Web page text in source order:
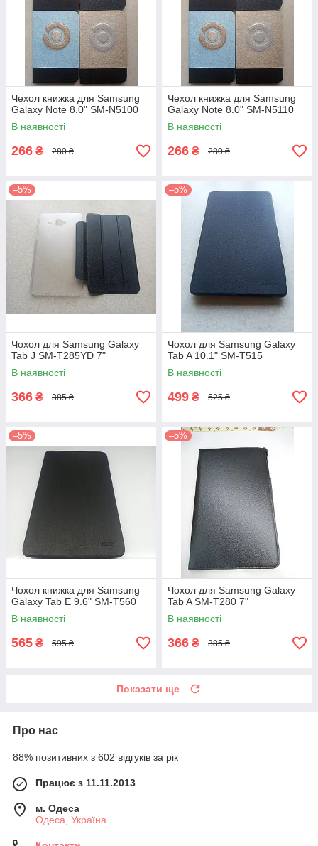
Чехол книжка для Samsung
Galaxy Note 8.0" SM-N5100
В наявності
266 ₴ 280 ₴
Чехол книжка для Samsung
Galaxy Note 8.0" SM-N5110
В наявності
266 ₴ 280 ₴
–5%
Чохол для Samsung Galaxy
Tab J SM-T285YD 7"
В наявності
366 ₴ 385 ₴
–5%
Чохол для Samsung Galaxy
Tab A 10.1" SM-T515
В наявності
499 ₴ 525 ₴
–5%
Чохол книжка для Samsung
Galaxy Tab E 9.6" SM-T560
В наявності
565 ₴ 595 ₴
–5%
Чохол для Samsung Galaxy
Tab A SM-T280 7"
В наявності
366 ₴ 385 ₴
Показати ще
Про нас
88% позитивних з 602 відгуків за рік
Працює з 11.11.2013
м. Одеса
Одеса, Україна